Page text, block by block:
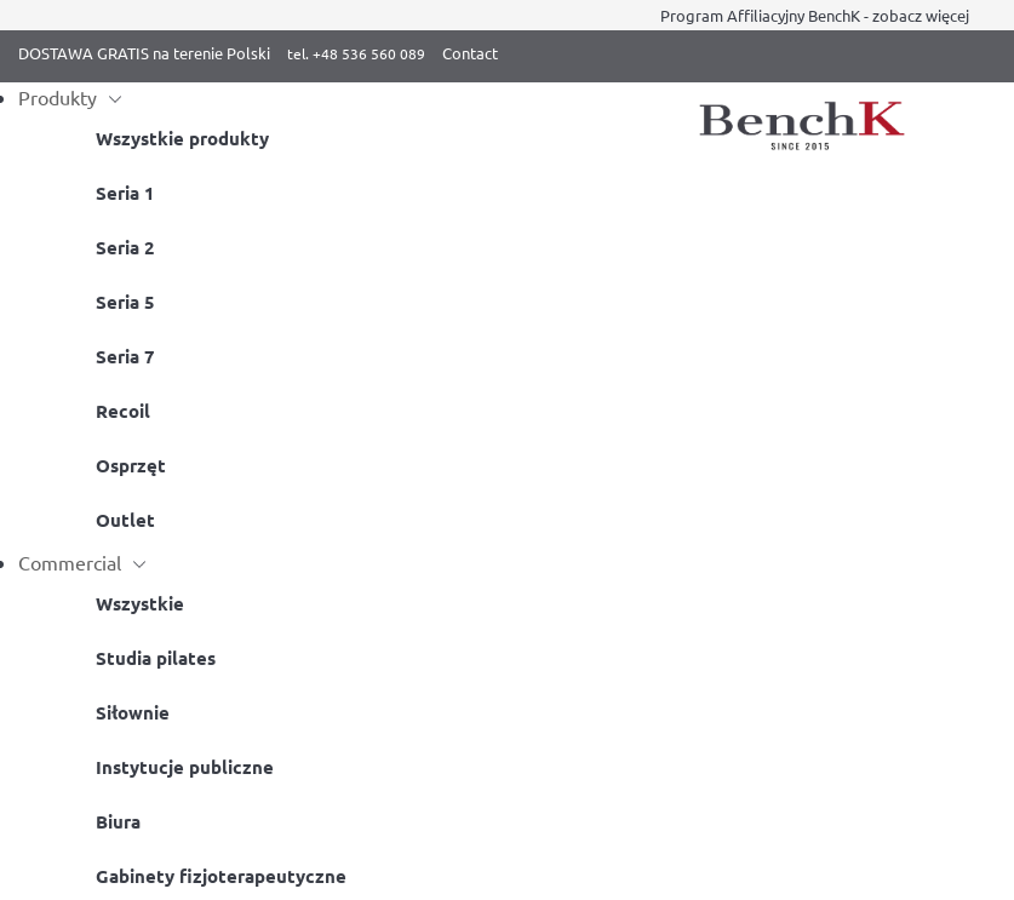
Program Affiliacyjny BenchK - zobacz więcej
DOSTAWA GRATIS na terenie Polski
Contact
Produkty
Wszystkie produkty
Seria 1
Seria 2
Seria 5
Seria 7
Recoil
Osprzęt
Outlet
Commercial
Wszystkie
Studia pilates
Siłownie
Instytucje publiczne
Biura
Gabinety fizjoterapeutyczne